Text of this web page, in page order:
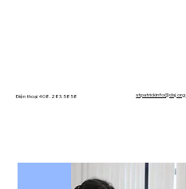
Điện thoại 408.283.5858 stpatrickinfo@dsj.org